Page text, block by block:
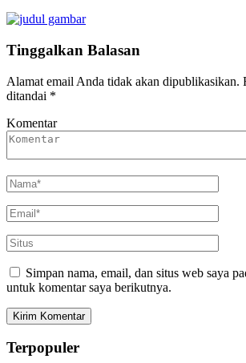
Tinggalkan Balasan
Alamat email Anda tidak akan dipublikasikan.
ditandai *
Komentar
Simpan nama, email, dan situs web saya
untuk komentar saya berikutnya.
Terpopuler